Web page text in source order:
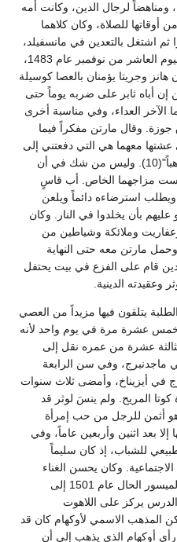
ومناهضاً لرجال الدين، وكانت أمه
للصلاة، وكان كلاهما
اشتغل بالتعدين في مانسفيلد،
إلا أن مارتن ولد في أيسليبين في اليوم العاشر من نوفمبر عام 1483،
وجريتا يؤمنان بالعصا كوسيلة
إن أباه ثابر على ضربه يوماً حتى
الآخر العداء، وفي مناسبة أخرى
وقال مارتن مفكراً فيما
عشتها معهما هي التي دفعتني إلى
أن ألجأ فيما بعد إلى الدير وأصبح راهباً"(10). وليس من شك في أن
مزاجهما الخاص. أب قاسٍ
استرضاءه دائماً ويلعن
عليهم بأن يخلدوا في النار. وكان
وملائكة وشياطين من
مارتن معه حتى النهاية
قام على الفزع في بيت يحتفل
وعقيدته الدينية.
يتلقون فيها مزيداً من العصي
خمس عشرة مرة في يوم واحد لأنه
عشرة من عمره نقل إلى
ماجدنبرج، وفي سن الرابعة
أيزيناخ، وأمضى ثلاث سنوات
كوتا المريح. ولم ينسَ لوثر قد
أثمن للرجل من حب إمرأة
بعد اثنين وأربعين عاماً، وفي
للشباب، إذ كان سليماً
وكان يحسن الغناء
والعزف على العود. وأرسله والده الميسور الحال عام 1501 إلى
يركز على اللاهوت
المذهب الاسمي لأوكهام كان قد
أوكهام الذي يذهب إلى أن